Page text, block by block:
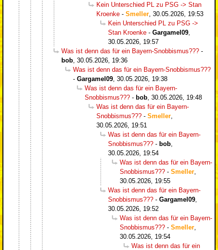
Kein Unterschied PL zu PSG -> Stan
Kroenke - Smeller 30.05.2026, 19:53
Kein Unterschied PL zu PSG ->
Stan Kroenke - Gargamel09
30.05.2026, 19:57
Was ist denn das für ein Bayern-Snobbismus??? -
bob 30.05.2026, 19:36
Was ist denn das für ein Bayern-Snobbismus???
- Gargamel09 30.05.2026, 19:38
Was ist denn das für ein Bayern-
Snobbismus??? - bob 30.05.2026, 19:48
Was ist denn das für ein Bayern-
Snobbismus??? - Smeller
30.05.2026, 19:51
Was ist denn das für ein Bayern-
Snobbismus??? - bob
30.05.2026, 19:54
Was ist denn das für ein Bayern-
Snobbismus??? - Smeller
30.05.2026, 19:55
Was ist denn das für ein Bayern-
Snobbismus??? - Gargamel09
30.05.2026, 19:52
Was ist denn das für ein Bayern-
Snobbismus??? - Smeller
30.05.2026, 19:54
Was ist denn das für ein